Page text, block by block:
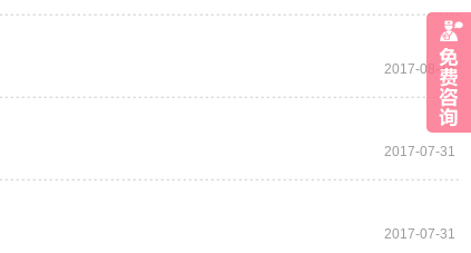
2017-08-14
2017-07-31
2017-07-31